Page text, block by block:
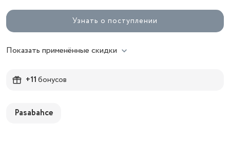
Узнать о поступлении
Показать применённые скидки
+11бонусов
Pasabahce